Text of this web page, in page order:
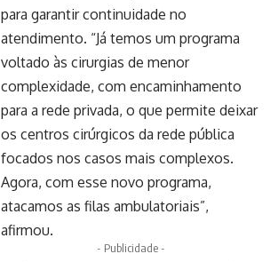
para garantir continuidade no
atendimento. “Já temos um programa
voltado às cirurgias de menor
complexidade, com encaminhamento
para a rede privada, o que permite deixar
os centros cirúrgicos da rede pública
focados nos casos mais complexos.
Agora, com esse novo programa,
atacamos as filas ambulatoriais”,
afirmou.
- Publicidade -